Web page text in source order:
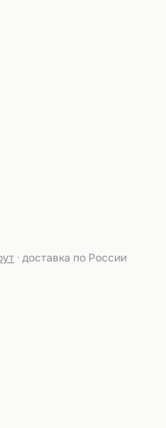
· доставка по России